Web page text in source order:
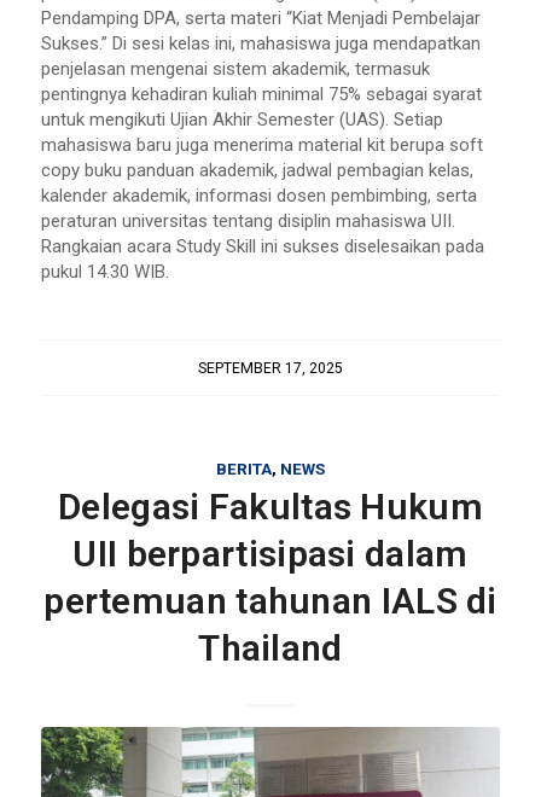
Pendamping DPA, serta materi “Kiat Menjadi Pembelajar
Sukses.” Di sesi kelas ini, mahasiswa juga mendapatkan
penjelasan mengenai sistem akademik, termasuk
pentingnya kehadiran kuliah minimal 75% sebagai syarat
untuk mengikuti Ujian Akhir Semester (UAS). Setiap
mahasiswa baru juga menerima material kit berupa soft
copy buku panduan akademik, jadwal pembagian kelas,
kalender akademik, informasi dosen pembimbing, serta
peraturan universitas tentang disiplin mahasiswa UII.
Rangkaian acara Study Skill ini sukses diselesaikan pada
pukul 14.30 WIB.
SEPTEMBER 17, 2025
BERITA, NEWS
Delegasi Fakultas Hukum
UII berpartisipasi dalam
pertemuan tahunan IALS di
Thailand